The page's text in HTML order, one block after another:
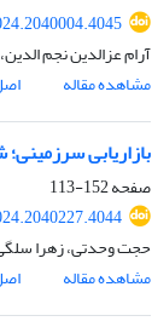
آرام عزالدین نجم
مشاهده مقاله
بازاریابی
صفحه152-113
حجت وحدتی، زهرا
مشاهده مقاله